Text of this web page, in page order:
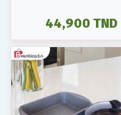
44,900 TND